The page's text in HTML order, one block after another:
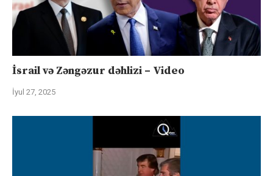
İsrail və Zəngəzur dəhlizi – Video
İyul 27, 2025